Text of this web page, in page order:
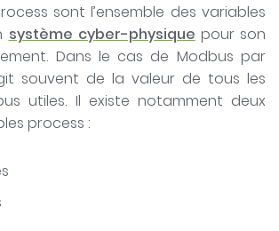
sont l’ensemble des variables
système cyber-physique pour son
Dans le cas de Modbus par
souvent de la valeur de tous les
utiles. Il existe notamment deux
process :